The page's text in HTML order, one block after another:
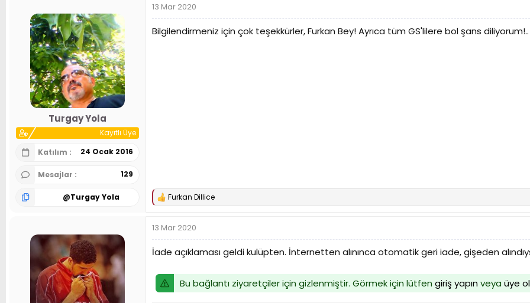
Turgay Yola
Kayıtlı Üye
Katılım
24 Ocak 2016
Mesajlar 129
@Turgay Yola
13 Mar 2020
Bilgilendirmeniz için çok teşekkürler, Furkan Bey! Ayrıca tüm GS'lilere bol şans diliyorum!..
T
k
i
l
e
:
Furkan Dillice
13 Mar 2020
İade açıklaması geldi kulüpten. İnternetten alınınca otomatik geri iade, gişeden
Bu bağlantı ziyaretçiler için gizlenmiştir. Görmek için lütfen giriş yapınveya üye